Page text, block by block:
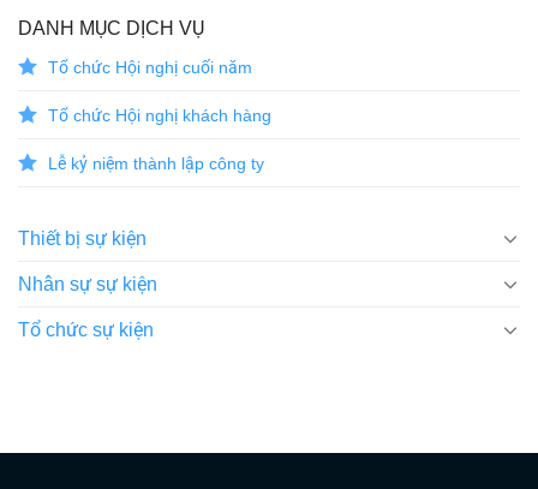
DANH MỤC DỊCH VỤ
Tổ chức Hội nghị cuối năm
Tổ chức Hội nghị khách hàng
Lễ kỷ niệm thành lập công ty
Thiết bị sự kiện
Nhân sự sự kiện
Tổ chức sự kiện